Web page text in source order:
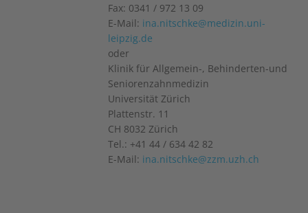
Fax: 0341 / 972 13 09
E-Mail: ina.nitschke@medizin.uni-
leipzig.de
oder
Klinik für Allgemein-, Behinderten-und
Seniorenzahnmedizin
Universität Zürich
Plattenstr. 11
CH 8032 Zürich
Tel.: +41 44 / 634 42 82
E-Mail: ina.nitschke@zzm.uzh.ch